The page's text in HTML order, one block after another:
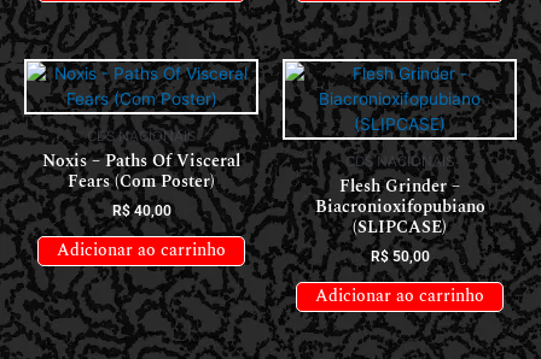
CDS NACIONAIS
Noxis – Paths Of Visceral
Fears (Com Poster)
R$40,00
Adicionar ao carrinho
CDS NACIONAIS
Flesh Grinder –
Biacronioxifopubiano
(SLIPCASE)
R$50,00
Adicionar ao carrinho